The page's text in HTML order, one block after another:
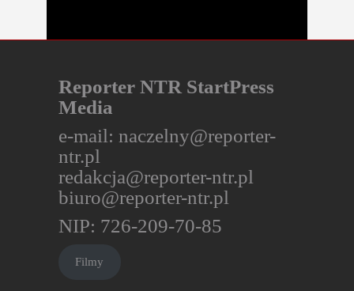
Reporter NTR StartPress
Media
e-mail: naczelny@reporter-
ntr.pl
redakcja@reporter-ntr.pl
biuro@reporter-ntr.pl
NIP: 726-209-70-85
Filmy